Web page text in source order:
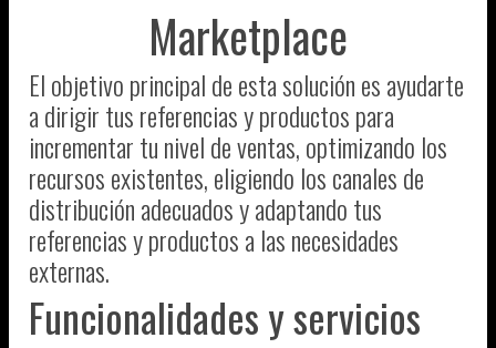
Marketplace
El objetivo principal de esta solución es ayudarte
a dirigir tus referencias y productos para
incrementar tu nivel de ventas, optimizando los
recursos existentes, eligiendo los canales de
distribución adecuados y adaptando tus
referencias y productos a las necesidades
externas.
Funcionalidades y servicios